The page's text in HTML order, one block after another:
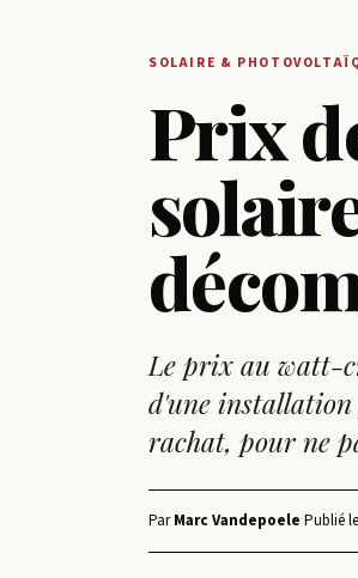
SOLAIRE &
Prix
Le prix au watt-
d'une installation
rachat, pour ne
ParMarc Vandepoele·Publié le